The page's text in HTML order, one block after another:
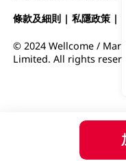
條款及細則 |私隱政策 |
© 2024 Wellcome /
Limited. All rights